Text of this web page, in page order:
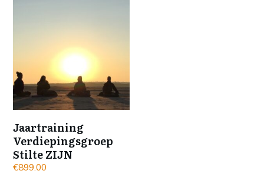
Jaartraining
Verdiepingsgroep
Stilte ZIJN
€899.00